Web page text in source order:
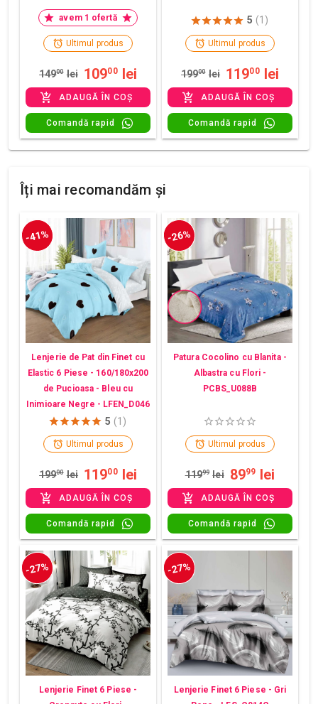
avem 1 ofertă
Ultimul produs
14900 lei 10900 lei
ADAUGĂ ÎN COȘ
Comandă rapid
5 (1)
Ultimul produs
19900 lei 11900 lei
ADAUGĂ ÎN COȘ
Comandă rapid
Îți mai recomandăm și
-41%
Lenjerie de Pat din Finet cu
Elastic 6 Piese - 160/180x200
de Pucioasa - Bleu cu
Inimioare Negre - LFEN_D046
5 (1)
Ultimul produs
19900 lei 11900 lei
ADAUGĂ ÎN COȘ
Comandă rapid
-26%
Patura Cocolino cu Blanita -
Albastra cu Flori -
PCBS_U088B
Ultimul produs
11999 lei 8999 lei
ADAUGĂ ÎN COȘ
Comandă rapid
-27%
Lenjerie Finet 6 Piese -
-27%
Lenjerie Finet 6 Piese - Gri